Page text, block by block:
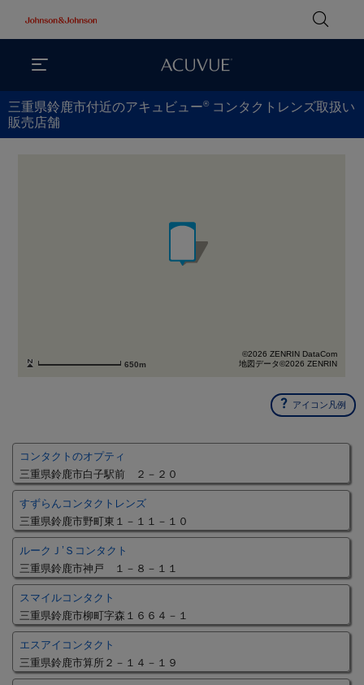
三重県鈴鹿市付近のアキュビュー® コンタクトレンズ取扱い
販売店舗
650m
©2026 ZENRIN DataCom
地図データ©2026 ZENRIN
アイコン凡例
コンタクトのオプティ
三重県鈴鹿市白子駅前 ２－２０
すずらんコンタクトレンズ
三重県鈴鹿市野町東１－１１－１０
ルークＪ’Ｓコンタクト
三重県鈴鹿市神戸 １－８－１１
スマイルコンタクト
三重県鈴鹿市柳町字森１６６４－１
エスアイコンタクト
三重県鈴鹿市算所２－１４－１９